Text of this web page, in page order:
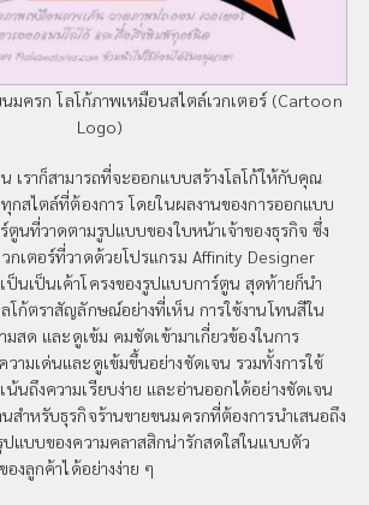
มครก โลโก้ภาพเหมือนสไตล์เวกเตอร์ (Cartoon
Logo)
เราก็สามารถที่จะออกแบบสร้างโลโก้ให้กับคุณ
กสไตล์ที่ต้องการ โดยในผลงานของการออกแบบ
ตูนที่วาดตามรูปแบบของใบหน้าเจ้าของธุรกิจ ซึ่ง
กเตอร์ที่วาดด้วยโปรแกรม Affinity Designer
ป็นเป็นเค้าโครงของรูปแบบการ์ตูน สุดท้ายก็นำ
โก้ตราสัญลักษณ์อย่างที่เห็น การใช้งานโทนสีใน
มสด และดูเข้ม คมชัดเข้ามาเกี่ยวข้องในการ
ามเด่นและดูเข้มขึ้นอย่างชัดเจน รวมทั้งการใช้
นถึงความเรียบง่าย และอ่านออกได้อย่างชัดเจน
นสำหรับธุรกิจร้านขายขนมครกที่ต้องการนำเสนอถึง
ปแบบของความคลาสสิกน่ารักสดใสในแบบตัว
องลูกค้าได้อย่างง่าย ๆ